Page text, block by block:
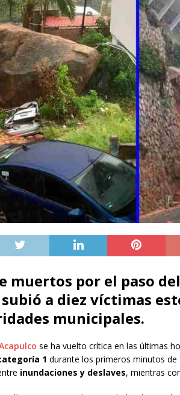
muertos por el paso del
a diez víctimas
municipales.
se ha vuelto crítica en las últimas
1 durante los primeros minutos
inundaciones y deslaves, mientras